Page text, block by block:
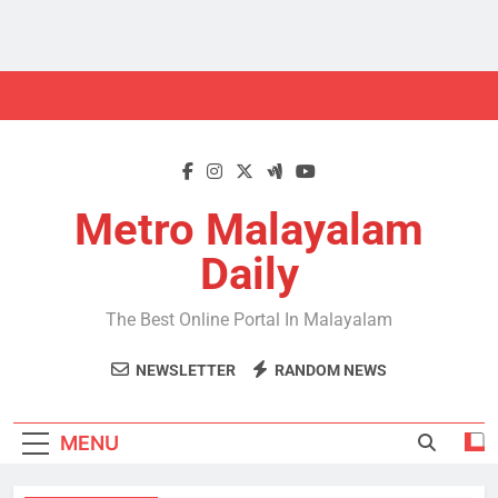
Metro Malayalam
Daily
The Best Online Portal In Malayalam
NEWSLETTER RANDOM NEWS
MENU